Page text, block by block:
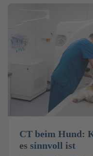
CT beim Hund:
es sinnvoll ist